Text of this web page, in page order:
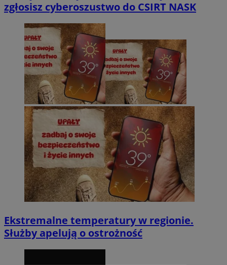
zgłosisz cyberoszustwo do CSIRT NASK
Ekstremalne temperatury w regionie.
Służby apelują o ostrożność